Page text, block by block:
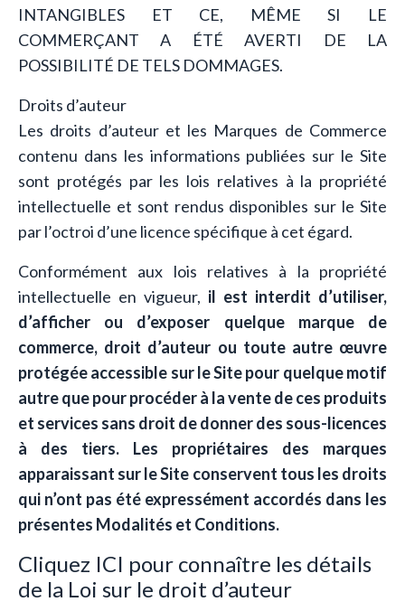
INTANGIBLES ET CE, MÊME SI LE
COMMERÇANT A ÉTÉ AVERTI DE LA
POSSIBILITÉ DE TELS DOMMAGES.
Droits d’auteur
Les droits d’auteur et les Marques de Commerce
contenu dans les informations publiées sur le Site
sont protégés par les lois relatives à la propriété
intellectuelle et sont rendus disponibles sur le Site
par l’octroi d’une licence spécifique à cet égard.
Conformément aux lois relatives à la propriété
intellectuelle en vigueur, il est interdit d’utiliser,
d’afficher ou d’exposer quelque marque de
commerce, droit d’auteur ou toute autre œuvre
protégée accessible sur le Site pour quelque motif
autre que pour procéder à la vente de ces produits
et services sans droit de donner des sous-licences
à des tiers. Les propriétaires des marques
apparaissant sur le Site conservent tous les droits
qui n’ont pas été expressément accordés dans les
présentes Modalités et Conditions.
Cliquez ICI pour connaître les détails
de la Loi sur le droit d’auteur